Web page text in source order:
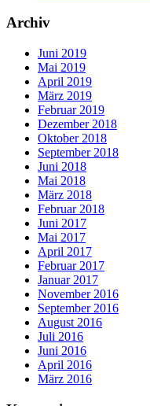
Archiv
Juni 2019
Mai 2019
April 2019
März 2019
Februar 2019
Dezember 2018
Oktober 2018
September 2018
Juni 2018
Mai 2018
März 2018
Februar 2018
Juni 2017
Mai 2017
April 2017
Februar 2017
Januar 2017
November 2016
September 2016
August 2016
Juli 2016
Juni 2016
April 2016
März 2016